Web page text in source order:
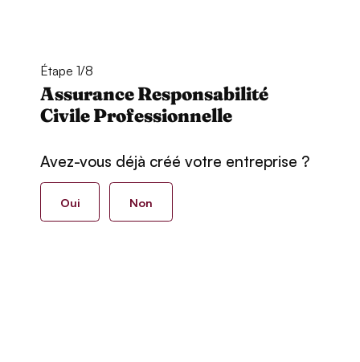
Étape 1/8
Assurance Responsabilité
Civile Professionnelle
Avez-vous déjà créé votre entreprise ?
Oui Non